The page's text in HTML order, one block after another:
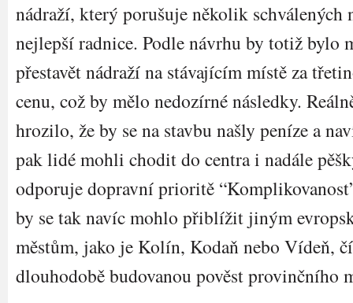
nádraží, který porušuje několik schválených
nejlepší radnice. Podle návrhu by totiž bylo
přestavět nádraží na stávajícím místě za
cenu, což by mělo nedozírné následky.
hrozilo, že by se na stavbu našly peníze a
pak lidé mohli chodit do centra i nadále
odporuje dopravní prioritě
by se tak navíc mohlo přiblížit jiným
městům, jako je Kolín, Kodaň nebo Vídeň,
dlouhodobě budovanou pověst provinčního